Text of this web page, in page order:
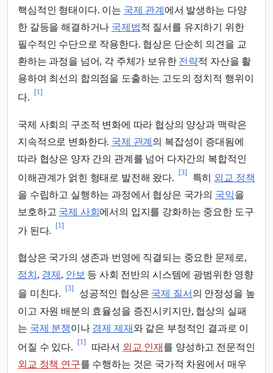
핵심적인 형태이다. 이는 국제 관계 에서 발생하는 다양
한 갈등을 해결하거나 국제법적 질서를 유지하기 위한
필수적인 수단으로 작용한다. 협상은 단순히 의견을 교
환하는 과정을 넘어, 각 주체가 보유한 전략적 자산을 활
용하여 최선의 합의점을 도출하는 고도의 정치적 행위이
다.
[1]
국제 사회의 구조적 변화에 따라 협상의 양상과 맥락은
지속적으로 변화한다. 국제 관계 의 복잡성이 증대됨에
따라 협상은 양자 간의 관계를 넘어 다자간의 복합적인
이해관계가 얽힌 형태로 발전해 왔다.
[3]
특히 외교 정책
을 수립하고 실행하는 과정에서 협상은 국가의 국익을
보호하고 국제 사회 에서의 입지를 강화하는 중요한 도구
가 된다.
[1]
협상은 국가의 생존과 번영에 직결되는 중요한 문제로,
정치 , 경제 , 안보 등 사회 전반의 시스템에 광범위한 영향
을 미친다.
[3]
성공적인 협상은 국제 질서 의 안정성을 높
이고 자원 배분의 효율성을 증진시키지만, 협상의 실패
는 국제 분쟁이나 경제 제재 와 같은 부정적인 결과로 이
어질 수 있다.
[1]
따라서 외교 인재 를 양성하고 전문적인
외교 정책 연구를 수행하는 것은 국가적 차원에서 매우